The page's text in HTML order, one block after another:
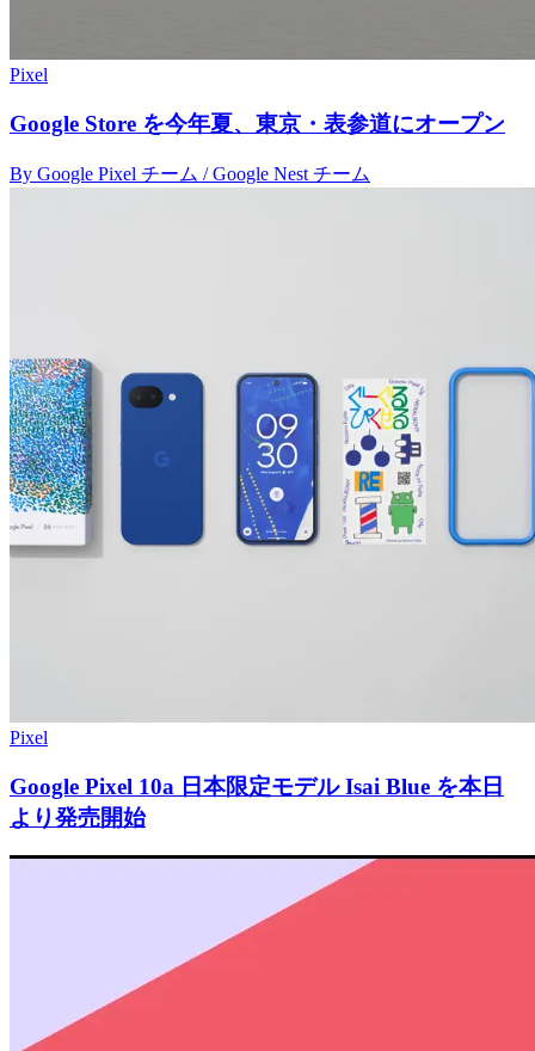
Pixel
Google Store を今年夏、東京・表参道にオープン
By Google Pixel チーム / Google Nest チーム
Pixel
Google Pixel 10a 日本限定モデル Isai Blue を本日
より発売開始